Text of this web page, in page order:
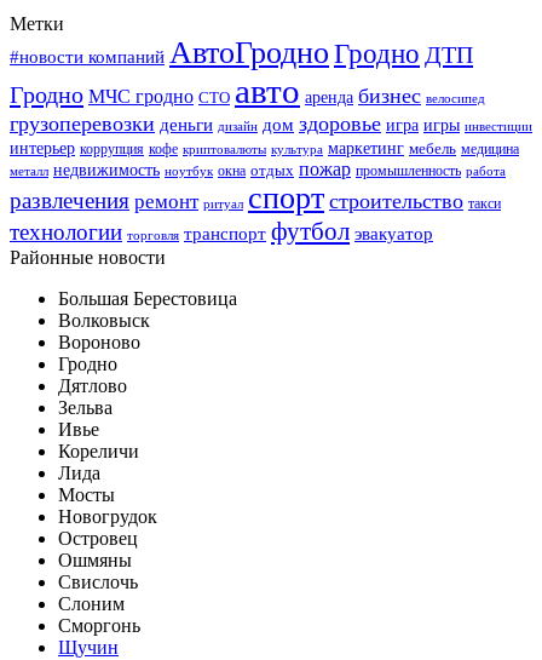
Метки
#новости компаний АвтоГродноГродно ДТП
Гродно МЧС гродно СТО авто аренда бизнес велосипед
грузоперевозки деньги дизайн дом здоровье игра игры инвестиции
интерьер коррупция кофе криптовалюты культура маркетинг мебель медицина
металл недвижимость ноутбук окна отдых пожар промышленность работа
развлечения ремонт ритуал спорт строительство такси
технологии торговля транспорт футбол эвакуатор
Районные новости
Большая Берестовица
Волковыск
Вороново
Гродно
Дятлово
Зельва
Ивье
Кореличи
Лида
Мосты
Новогрудок
Островец
Ошмяны
Свислочь
Слоним
Сморгонь
Щучин